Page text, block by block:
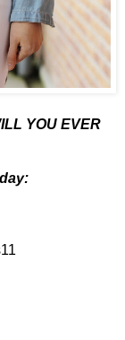
YOU EVER